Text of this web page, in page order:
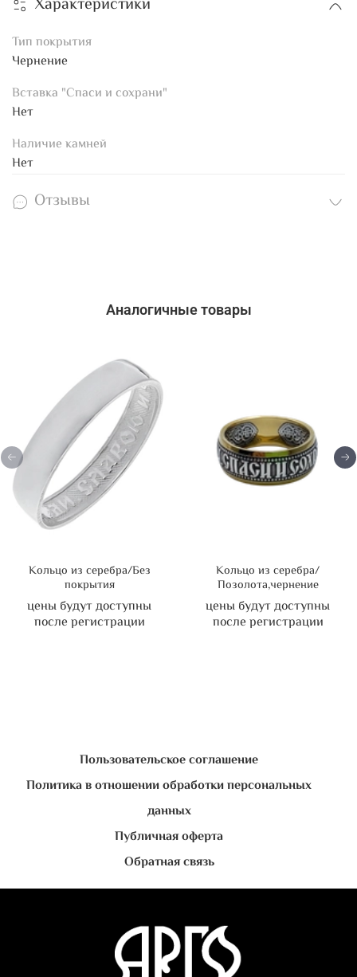
Характеристики
Тип покрытия
Чернение
Вставка "Спаси и сохрани"
Нет
Наличие камней
Нет
Отзывы
Аналогичные товары
Кольцо из серебра/Без
покрытия
цены будут доступны
после регистрации
Кольцо из серебра/
Позолота,чернение
цены будут доступны
после регистрации
Пользовательское соглашение
Политика в отношении обработки персональных
данных
Публичная оферта
Обратная связь